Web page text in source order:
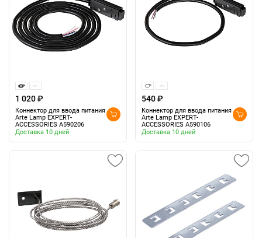
1 020 ₽
Коннектор для ввода питания
Arte Lamp EXPERT-
ACCESSORIES A590206
Доставка 10 дней
540 ₽
Коннектор для ввода питания
Arte Lamp EXPERT-
ACCESSORIES A590106
Доставка 10 дней